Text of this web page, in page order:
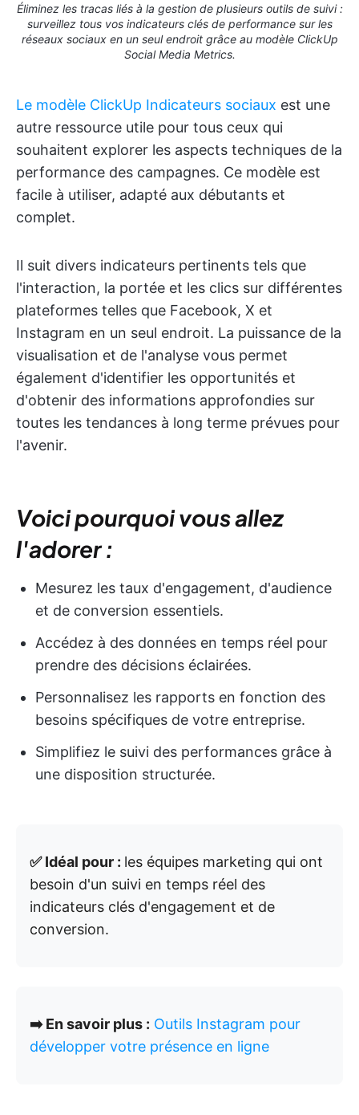
Éliminez les tracas liés à la gestion de plusieurs outils de suivi :
surveillez tous vos indicateurs clés de performance sur les
réseaux sociaux en un seul endroit grâce au modèle ClickUp
Social Media Metrics.
Le modèle ClickUp Indicateurs sociaux est une
autre ressource utile pour tous ceux qui
souhaitent explorer les aspects techniques de la
performance des campagnes. Ce modèle est
facile à utiliser, adapté aux débutants et
complet.
Il suit divers indicateurs pertinents tels que
l'interaction, la portée et les clics sur différentes
plateformes telles que Facebook, X et
Instagram en un seul endroit. La puissance de la
visualisation et de l'analyse vous permet
également d'identifier les opportunités et
d'obtenir des informations approfondies sur
toutes les tendances à long terme prévues pour
l'avenir.
Voici pourquoi vous allez
l'adorer :
Mesurez les taux d'engagement, d'audience
et de conversion essentiels.
Accédez à des données en temps réel pour
prendre des décisions éclairées.
Personnalisez les rapports en fonction des
besoins spécifiques de votre entreprise.
Simplifiez le suivi des performances grâce à
une disposition structurée.
✅ Idéal pour : les équipes marketing qui ont
besoin d'un suivi en temps réel des
indicateurs clés d'engagement et de
conversion.
➡️ En savoir plus : Outils Instagram pour
développer votre présence en ligne